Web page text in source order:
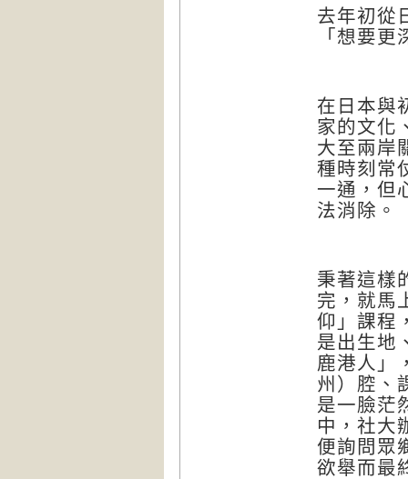
去年初從
「想要
在日本與
家的文
大至兩岸
種時刻常
一通，但
法消除。
秉著這樣
完，就馬
仰」課程
是出生地
鹿港人」
州）腔、
是一臉茫
中，社大
便詢問眾
欲舉而最